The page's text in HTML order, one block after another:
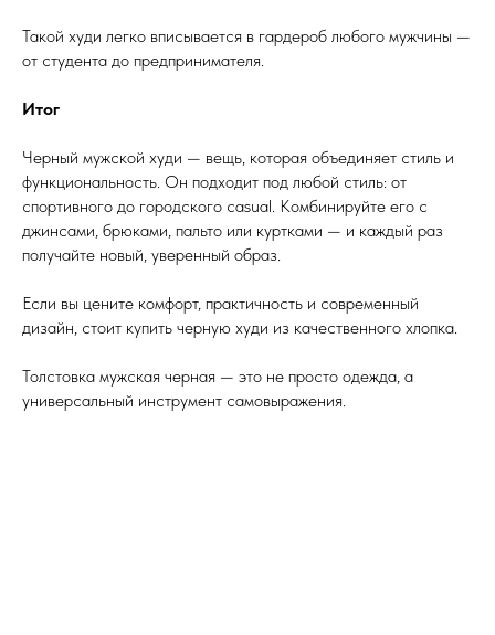
Такой худи легко вписывается в гардероб любого мужчины —
от студента до предпринимателя.
Итог
Черный мужской худи — вещь, которая объединяет стиль и
функциональность. Он подходит под любой стиль: от
спортивного до городского casual. Комбинируйте его с
джинсами, брюками, пальто или куртками — и каждый раз
получайте новый, уверенный образ.
Если вы цените комфорт, практичность и современный
дизайн, стоит купить черную худи из качественного хлопка.
Толстовка мужская черная — это не просто одежда, а
универсальный инструмент самовыражения.